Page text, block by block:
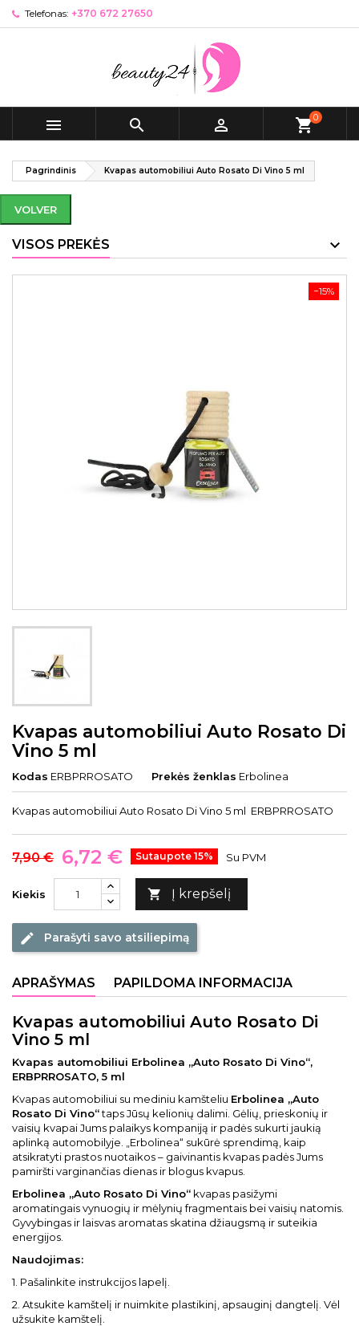
Telefonas: +370 672 27650
   shopping_cart0
Pagrindinis Kvapas automobiliui Auto Rosato Di Vino 5 ml
VOLVER
VISOS PREKĖS
−15%
Kvapas automobiliui Auto Rosato Di
Vino 5 ml
Kodas ERBPRROSATO Prekės ženklas Erbolinea
Kvapas automobiliui Auto Rosato Di Vino 5 ml ERBPRROSATO
7,90 € 6,72 € Sutaupote 15% Su PVM
Kiekis  Į krepšelį
edit Parašyti savo atsiliepimą
APRAŠYMAS PAPILDOMA INFORMACIJA
Kvapas automobiliui Auto Rosato Di
Vino 5 ml
Kvapas automobiliui Erbolinea „Auto Rosato Di Vino“,
ERBPRROSATO, 5 ml
Kvapas automobiliui su mediniu kamšteliu Erbolinea „Auto
Rosato Di Vino“taps Jūsų kelionių dalimi. Gėlių, prieskonių ir
vaisių kvapai Jums palaikys kompaniją ir padės sukurti jaukią
aplinką automobilyje. „Erbolinea“ sukūrė sprendimą, kaip
atsikratyti prastos nuotaikos – gaivinantis kvapas padės Jums
pamiršti varginančias dienas ir blogus kvapus.
Erbolinea „Auto Rosato Di Vino“ kvapas pasižymi
aromatingais vynuogių ir mėlynių fragmentais bei vaisių natomis.
Gyvybingas ir laisvas aromatas skatina džiaugsmą ir suteikia
energijos.
Naudojimas:
1. Pašalinkite instrukcijos lapelį.
2. Atsukite kamštelį ir nuimkite plastikinį, apsauginį dangtelį. Vėl
užsukite kamštelį.